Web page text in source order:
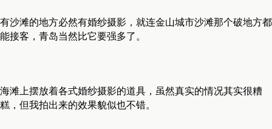
有沙滩的地方必然有婚纱摄影，就连金山城市沙滩那个破地方都
能接客，青岛当然比它要强多了。
海滩上摆放着各式婚纱摄影的道具，虽然真实的情况其实很糟
糕，但我拍出来的效果貌似也不错。